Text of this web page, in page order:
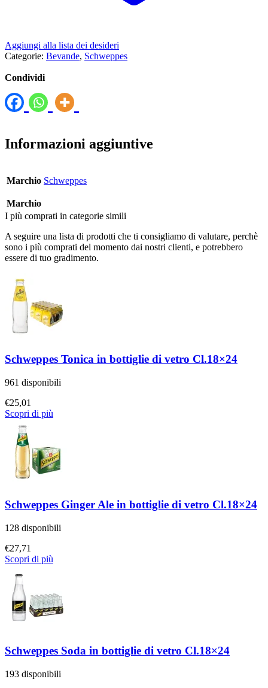
Aggiungi alla lista dei desideri
Categorie: Bevande, Schweppes
Condividi
Informazioni aggiuntive
Marchio Schweppes
Marchio
I più comprati in categorie simili
A seguire una lista di prodotti che ti consigliamo di valutare, perchè
sono i più comprati del momento dai nostri clienti, e potrebbero
essere di tuo gradimento.
Schweppes Tonica in bottiglie di vetro Cl.18×24
961 disponibili
€25,01
Scopri di più
Schweppes Ginger Ale in bottiglie di vetro Cl.18×24
128 disponibili
€27,71
Scopri di più
Schweppes Soda in bottiglie di vetro Cl.18×24
193 disponibili